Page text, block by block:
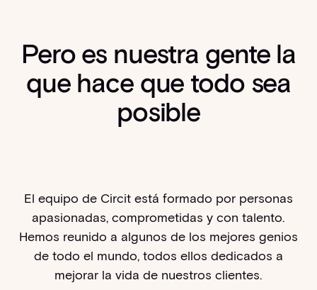
Pero es nuestra gente la
que hace que todo sea
posible
El equipo de Circit está formado por personas
apasionadas, comprometidas y con talento.
Hemos reunido a algunos de los mejores genios
de todo el mundo, todos ellos dedicados a
mejorar la vida de nuestros clientes.